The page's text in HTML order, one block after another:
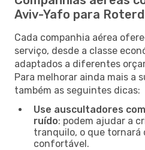
Aviv-Yafo para
Cada companhia aérea
serviço, desde a classe
adaptados a diferentes
Para melhorar ainda mais a
também as seguintes dicas:
Use auscultadores
ruído: podem ajudar a
tranquilo, o que tornará
confortável.